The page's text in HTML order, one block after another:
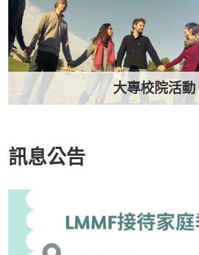
大專校院活動
訊息公告